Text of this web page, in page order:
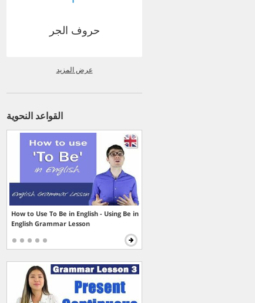
حروف الجر
عرض المزيد
القواعد النحوية
How to Use To Be in English - Using Be in
English Grammar Lesson